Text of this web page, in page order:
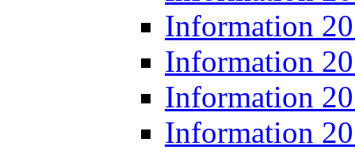
Information
Information
Information
Information